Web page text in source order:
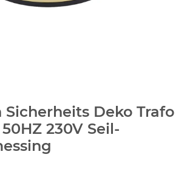
Sicherheits Deko Trafo
50HZ 230V Seil-